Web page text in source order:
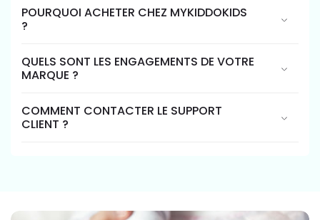
POURQUOI ACHETER CHEZ MYKIDDOKIDS
?
QUELS SONT LES ENGAGEMENTS DE VOTRE
MARQUE ?
COMMENT CONTACTER LE SUPPORT
CLIENT ?